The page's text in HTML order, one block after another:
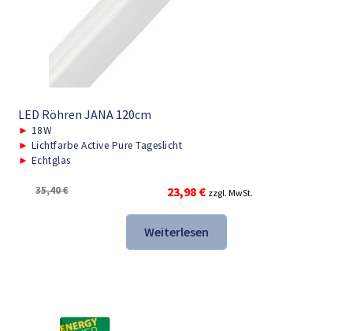
LED Röhren JANA 120cm
► 18W
► Lichtfarbe Active Pure Tageslicht
► Echtglas
35,40€
Ursprünglicher
Preis
war:
35,40 €
23,98 €Aktueller
Preis
ist:
23,98 €.
zzgl. MwSt.
Weiterlesen